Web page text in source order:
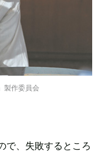
製作委員会
で、失敗するところ